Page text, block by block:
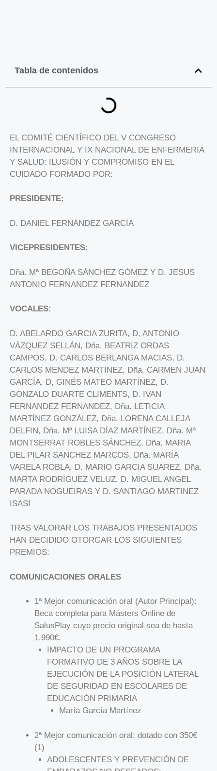
Tabla de contenidos
EL COMITÉ CIENTÍFICO DEL V CONGRESO
INTERNACIONAL Y IX NACIONAL DE ENFERMERIA
Y SALUD: ILUSIÓN Y COMPROMISO EN EL
CUIDADO FORMADO POR:
PRESIDENTE:
D. DANIEL FERNÁNDEZ GARCÍA
VICEPRESIDENTES:
Dña. Mª BEGOÑA SÁNCHEZ GÓMEZ Y D. JESUS
ANTONIO FERNANDEZ FERNANDEZ
VOCALES:
D. ABELARDO GARCIA ZURITA, D, ANTONIO
VÁZQUEZ SELLÁN, Dña. BEATRIZ ORDAS
CAMPOS, D. CARLOS BERLANGA MACIAS, D.
CARLOS MENDEZ MARTINEZ, Dña. CARMEN JUAN
GARCÍA, D, GINÉS MATEO MARTÍNEZ, D.
GONZALO DUARTE CLIMENTS, D. IVAN
FERNANDEZ FERNANDEZ, Dña. LETICIA
MARTÍNEZ GONZÁLEZ, Dña. LORENA CALLEJA
DELFIN, Dña. Mª LUISA DÍAZ MARTÍNEZ, Dña. Mª
MONTSERRAT ROBLES SÁNCHEZ, Dña. MARIA
DEL PILAR SANCHEZ MARCOS, Dña. MARÍA
VARELA ROBLA, D. MARIO GARCIA SUAREZ, Dña.
MARTA RODRÍGUEZ VELUZ, D. MIGUEL ANGEL
PARADA NOGUEIRAS Y D. SANTIAGO MARTINEZ
ISASI
TRAS VALORAR LOS TRABAJOS PRESENTADOS
HAN DECIDIDO OTORGAR LOS SIGUIENTES
PREMIOS:
COMUNICACIONES ORALES
1ª Mejor comunicación oral (Autor Principal):
Beca completa para Másters Online de
SalusPlay cuyo precio original sea de hasta
1.990€.
IMPACTO DE UN PROGRAMA
FORMATIVO DE 3 AÑOS SOBRE LA
EJECUCIÓN DE LA POSICIÓN LATERAL
DE SEGURIDAD EN ESCOLARES DE
EDUCACIÓN PRIMARIA
María García Martínez
2ª Mejor comunicación oral: dotado con 350€
(1)
ADOLESCENTES Y PREVENCIÓN DE